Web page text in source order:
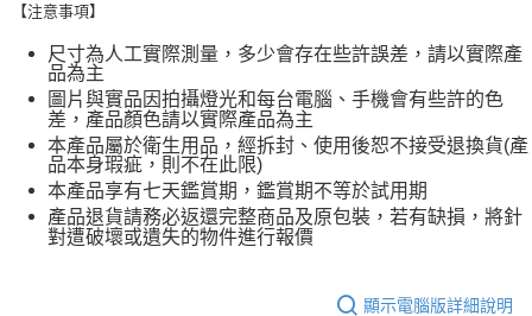
【注意事項】
尺寸為人工實際測量，多少會存在些許誤差，請以實際產
品為主
圖片與實品因拍攝燈光和每台電腦、手機會有些許的色
差，產品顏色請以實際產品為主
本產品屬於衛生用品，經拆封、使用後恕不接受退換貨(產
品本身瑕疵，則不在此限)
本產品享有七天鑑賞期，鑑賞期不等於試用期
產品退貨請務必返還完整商品及原包裝，若有缺損，將針
對遭破壞或遺失的物件進行報價
顯示電腦版詳細說明